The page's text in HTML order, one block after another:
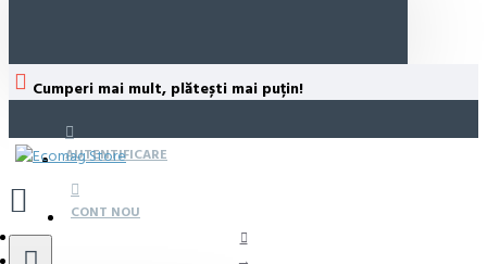
Cumperi mai mult, plătești mai puțin!
AUTENTIFICARE
CONT NOU